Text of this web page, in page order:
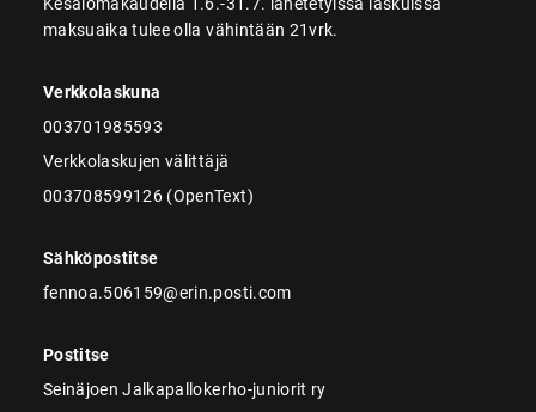
maksuaika tulee olla vähintään 21vrk.
Verkkolaskuna
003701985593
Verkkolaskujen välittäjä
003708599126 (OpenText)
Sähköpostitse
fennoa.506159@erin.posti.com
Postitse
Seinäjoen Jalkapallokerho-juniorit ry